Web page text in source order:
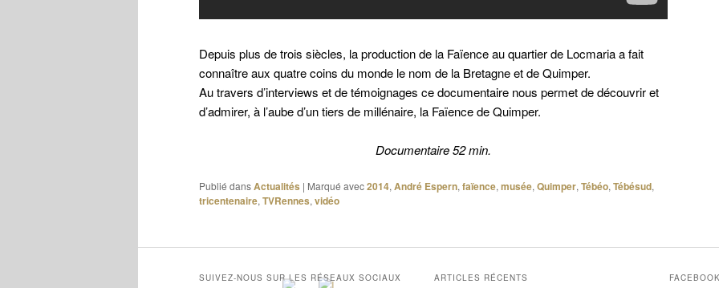
Depuis plus de trois siècles, la production de la Faïence au quartier de Locmaria a fait
connaître aux quatre coins du monde le nom de la Bretagne et de Quimper.
Au travers d’interviews et de témoignages ce documentaire nous permet de découvrir et
d’admirer, à l’aube d’un tiers de millénaire, la Faïence de Quimper.
Documentaire 52 min.
Publié dansActualités | Marqué avec2014, André Espern, faïence, musée, Quimper, Tébéo, Tébésud,
tricentenaire, TVRennes, vidéo
SUIVEZ-NOUS SUR LES RÉSEAUX SOCIAUX ARTICLES RÉCENTS